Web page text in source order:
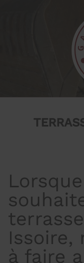
Issoire,
à faire